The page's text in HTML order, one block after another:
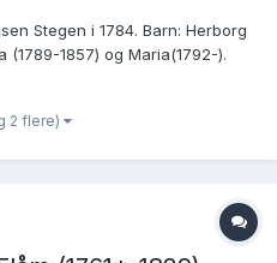
Stegen i 1784. Barn: Herborg
(1789-1857) og Maria(1792-).
nr. A 4, 1756-1801, s. 224
2 flere)